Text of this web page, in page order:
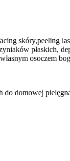
skóry,peeling
płaskich,
osoczem
domowej